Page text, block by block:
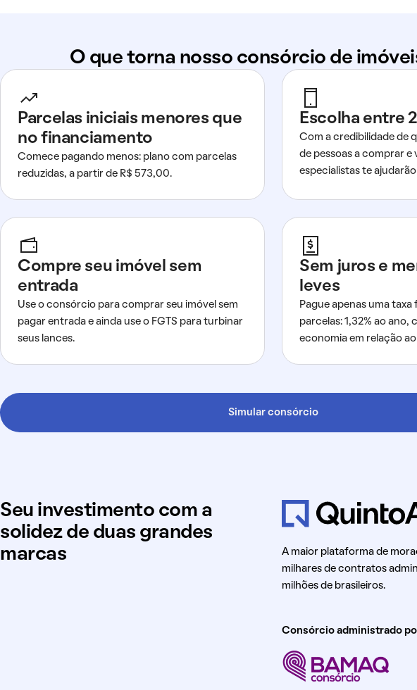
O que torna nosso consórcio de
Parcelas iniciais menores que
no financiamento
Comece pagando menos: plano com parcelas
reduzidas, a partir de R$ 573,00.
Escolha entre
Com a credibilidade de
de pessoas a comprar e
especialistas te
Compre seu imóvel sem
entrada
Use o consórcio para comprar seu imóvel sem
pagar entrada e ainda use o FGTS para turbinar
seus lances.
Sem juros e
leves
Pague apenas uma taxa
parcelas: 1,32% ao ano,
economia em relação
Simular consórcio
Seu investimento com a
solidez de duas grandes
marcas
A maior plataforma de
milhares de contratos
milhões de brasileiros.
Consórcio administrado